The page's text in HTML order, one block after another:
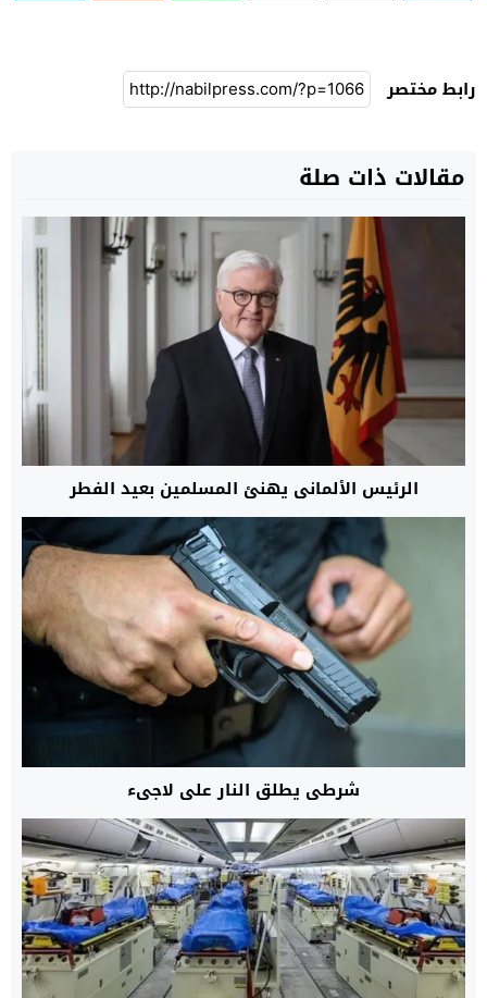
رابط مختصر
مقالات ذات صلة
الرئيس الألماني يهنئ المسلمين بعيد الفطر
شرطي يطلق النار على لاجىء